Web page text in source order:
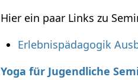
Hier ein paar Links zu
Erlebnispädagogik
Yoga für Jugendliche